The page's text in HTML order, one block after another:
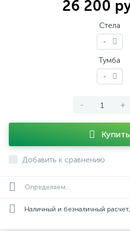
26 200
Стела
-
Тумба
-
- +
Купить
Добавить к сравнению
Определяем...
Наличный и безналичный